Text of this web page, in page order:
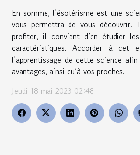
En somme, l’ésotérisme est une
vous permettra de vous découvrir.
profiter, il convient d’en étudier
caractéristiques. Accorder à cet
l’apprentissage de cette science
avantages, ainsi qu’à vos proches.
Jeudi 18 mai 2023 02:48